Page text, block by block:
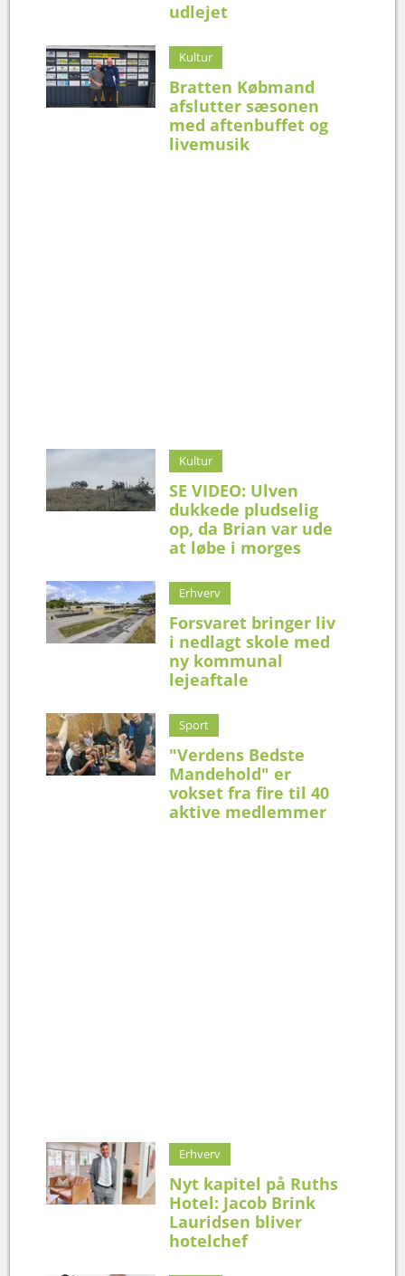
udlejet
Kultur
Bratten Købmand
afslutter sæsonen
med aftenbuffet og
livemusik
Kultur
SE VIDEO: Ulven
dukkede pludselig
op, da Brian var ude
at løbe i morges
Erhverv
Forsvaret bringer liv
i nedlagt skole med
ny kommunal
lejeaftale
Sport
"Verdens Bedste
Mandehold" er
vokset fra fire til 40
aktive medlemmer
Erhverv
Nyt kapitel på Ruths
Hotel: Jacob Brink
Lauridsen bliver
hotelchef